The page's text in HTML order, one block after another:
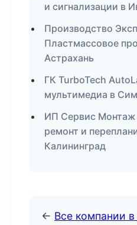
и сигнализации в
Производство
Пластмассовое
Астрахань
ГК TurboTech
мультимедиа в
ИП Сервис Монтаж
ремонт и
Калининград
← Все компании в